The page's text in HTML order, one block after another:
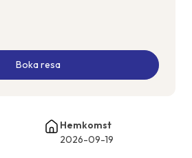
Boka resa
Hemkomst
2026-09-19